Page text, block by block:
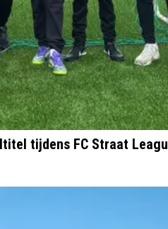
tijdens FC Straat